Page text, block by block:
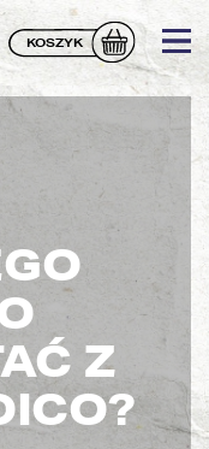
KOSZYK
Z